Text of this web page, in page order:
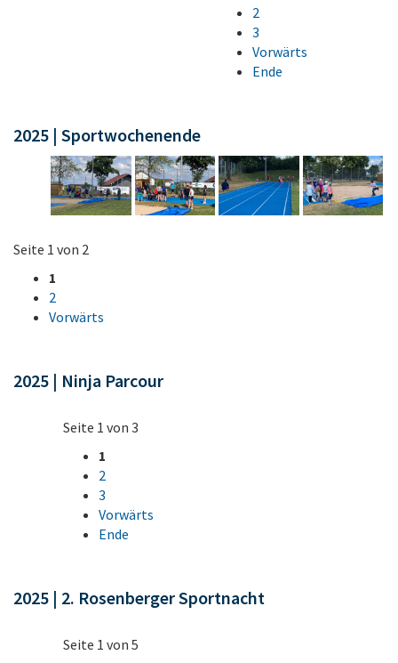
2
3
Vorwärts
Ende
2025 | Sportwochenende
Seite 1 von 2
1
2
Vorwärts
2025 | Ninja Parcour
Seite 1 von 3
1
2
3
Vorwärts
Ende
2025 | 2. Rosenberger Sportnacht
Seite 1 von 5